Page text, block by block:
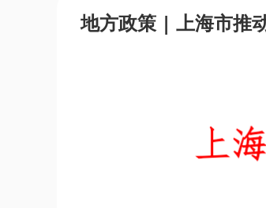
地方政策 | 上海市推